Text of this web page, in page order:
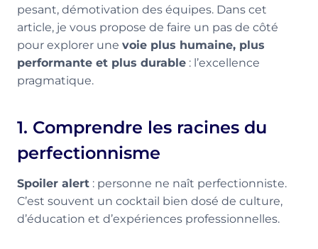
pesant, démotivation des équipes. Dans cet
article, je vous propose de faire un pas de côté
pour explorer une voie plus humaine, plus
performante et plus durable : l’excellence
pragmatique.
1. Comprendre les racines du
perfectionnisme
Spoiler alert : personne ne naît perfectionniste.
C’est souvent un cocktail bien dosé de culture,
d’éducation et d’expériences professionnelles.